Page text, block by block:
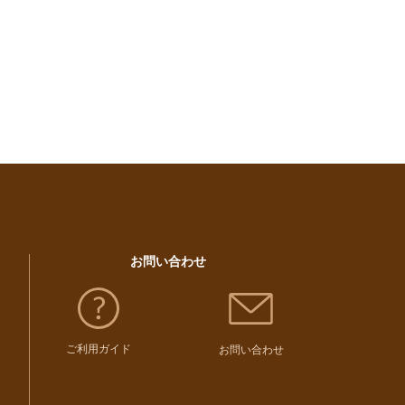
お問い合わせ
ご利用ガイド お問い合わせ